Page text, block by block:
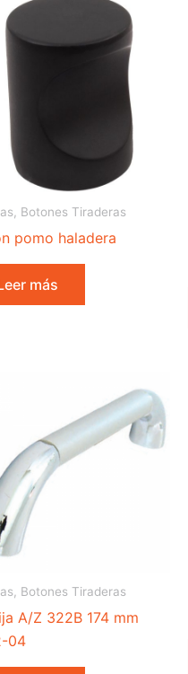
Botones Tiraderas
pomo haladera
más
Botones Tiraderas
A/Z 322B 174 mm
04